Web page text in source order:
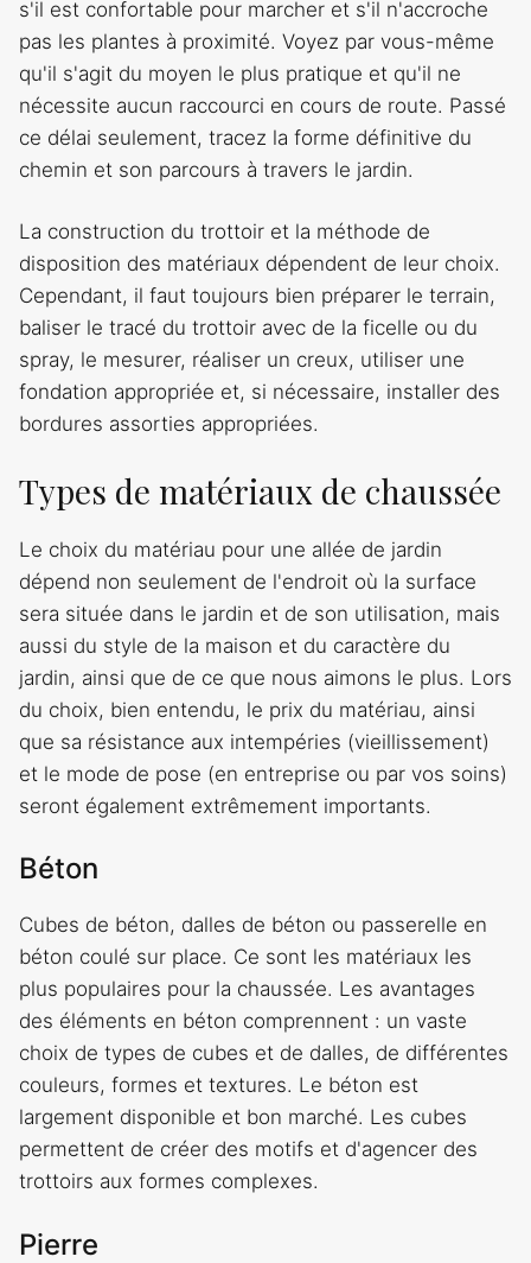
s'il est confortable pour marcher et s'il n'accroche
pas les plantes à proximité. Voyez par vous-même
qu'il s'agit du moyen le plus pratique et qu'il ne
nécessite aucun raccourci en cours de route. Passé
ce délai seulement, tracez la forme définitive du
chemin et son parcours à travers le jardin.
La construction du trottoir et la méthode de
disposition des matériaux dépendent de leur choix.
Cependant, il faut toujours bien préparer le terrain,
baliser le tracé du trottoir avec de la ficelle ou du
spray, le mesurer, réaliser un creux, utiliser une
fondation appropriée et, si nécessaire, installer des
bordures assorties appropriées.
Types de matériaux de chaussée
Le choix du matériau pour une allée de jardin
dépend non seulement de l'endroit où la surface
sera située dans le jardin et de son utilisation, mais
aussi du style de la maison et du caractère du
jardin, ainsi que de ce que nous aimons le plus. Lors
du choix, bien entendu, le prix du matériau, ainsi
que sa résistance aux intempéries (vieillissement)
et le mode de pose (en entreprise ou par vos soins)
seront également extrêmement importants.
Béton
Cubes de béton, dalles de béton ou passerelle en
béton coulé sur place. Ce sont les matériaux les
plus populaires pour la chaussée. Les avantages
des éléments en béton comprennent : un vaste
choix de types de cubes et de dalles, de différentes
couleurs, formes et textures. Le béton est
largement disponible et bon marché. Les cubes
permettent de créer des motifs et d'agencer des
trottoirs aux formes complexes.
Pierre